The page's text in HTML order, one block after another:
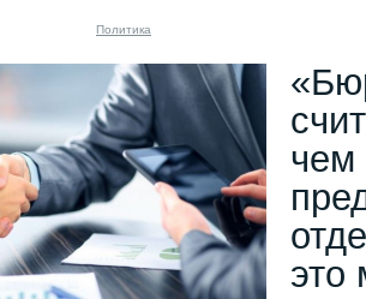
Политика
чем
это